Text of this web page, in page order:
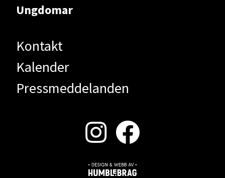
Ungdomar
Kontakt
Kalender
Pressmeddelanden